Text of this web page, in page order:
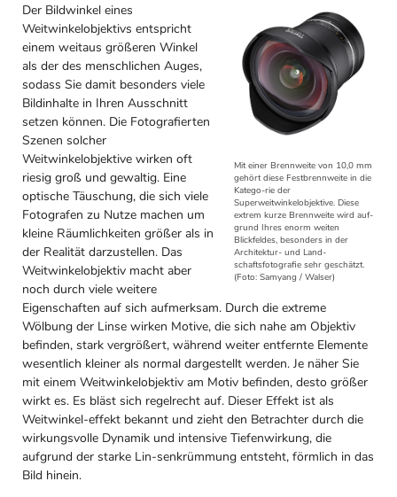
Mit einer Brennweite von 10,0 mm
gehört diese Festbrennweite in die
Katego-rie der
Superweitwinkelobjektive. Diese
extrem kurze Brennweite wird auf-
grund Ihres enorm weiten
Blickfeldes, besonders in der
Architektur- und Land-
schaftsfotografie sehr geschätzt.
(Foto: Samyang / Walser)
Der Bildwinkel eines
Weitwinkelobjektivs entspricht
einem weitaus größeren Winkel
als der des menschlichen Auges,
sodass Sie damit besonders viele
Bildinhalte in Ihren Ausschnitt
setzen können. Die Fotografierten
Szenen solcher
Weitwinkelobjektive wirken oft
riesig groß und gewaltig. Eine
optische Täuschung, die sich viele
Fotografen zu Nutze machen um
kleine Räumlichkeiten größer als in
der Realität darzustellen. Das
Weitwinkelobjektiv macht aber
noch durch viele weitere
Eigenschaften auf sich aufmerksam. Durch die extreme
Wölbung der Linse wirken Motive, die sich nahe am Objektiv
befinden, stark vergrößert, während weiter entfernte Elemente
wesentlich kleiner als normal dargestellt werden. Je näher Sie
mit einem Weitwinkelobjektiv am Motiv befinden, desto größer
wirkt es. Es bläst sich regelrecht auf. Dieser Effekt ist als
Weitwinkel-effekt bekannt und zieht den Betrachter durch die
wirkungsvolle Dynamik und intensive Tiefenwirkung, die
aufgrund der starke Lin-senkrümmung entsteht, förmlich in das
Bild hinein.